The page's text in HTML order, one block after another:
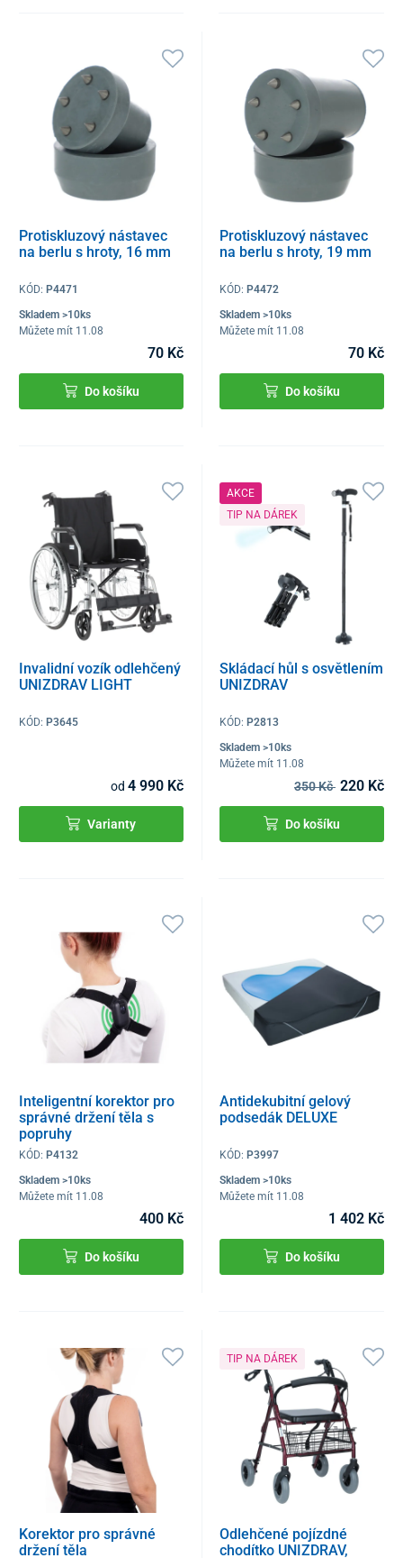
Protiskluzový nástavec
na berlu s hroty, 16 mm
KÓD: P4471
Skladem >10ks
Můžete mít 11.08
70 Kč
Do košíku
Protiskluzový nástavec
na berlu s hroty, 19 mm
KÓD: P4472
Skladem >10ks
Můžete mít 11.08
70 Kč
Do košíku
Invalidní vozík odlehčený
UNIZDRAV LIGHT
KÓD: P3645
od 4 990 Kč
Varianty
AKCE
TIP NA DÁREK
Skládací hůl s osvětlením
UNIZDRAV
KÓD: P2813
Skladem >10ks
Můžete mít 11.08
350 Kč 220 Kč
Do košíku
Inteligentní korektor pro
správné držení těla s
popruhy
KÓD: P4132
Skladem >10ks
Můžete mít 11.08
400 Kč
Do košíku
Antidekubitní gelový
podsedák DELUXE
KÓD: P3997
Skladem >10ks
Můžete mít 11.08
1 402 Kč
Do košíku
Korektor pro správné
držení těla
TIP NA DÁREK
Odlehčené pojízdné
chodítko UNIZDRAV,